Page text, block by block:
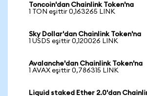
Toncoin'dan Chainlink Token'na
1 TON eşittir 0,163265 LINK
Sky Dollar'dan Chainlink Token'na
1 USDS eşittir 0,120026 LINK
Avalanche'dan Chainlink Token'na
1 AVAX eşittir 0,786315 LINK
Liquid staked Ether 2.0'dan